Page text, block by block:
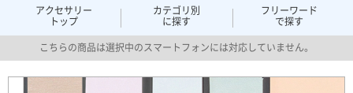
アクセサリー
トップ
カテゴリ別
に探す
フリーワード
で探す
こちらの商品は選択中のスマートフォンには対応していません。